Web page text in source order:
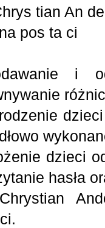
tian An
pos ta ci
i
dzieci
hasła